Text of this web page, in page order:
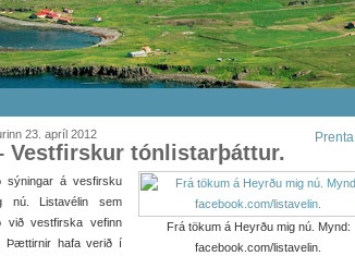
23. apríl 2012 Prenta
Vestfirskur tónlistarþáttur.
Frá tökum á Heyrðu mig nú. Mynd:
facebook.com/listavelin.
sýningar á vesfirsku
nú. Listavélin sem
við vestfirska vefinn
Þættirnir hafa verið í